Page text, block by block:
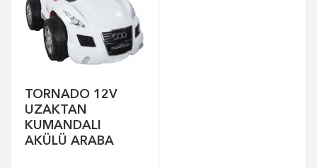
TORNADO 12V
UZAKTAN
KUMANDALI
AKÜLÜ ARABA